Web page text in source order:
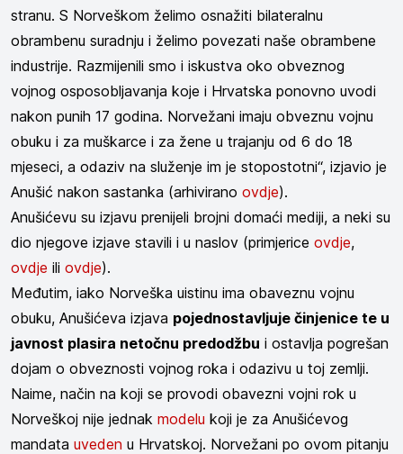
stranu. S Norveškom želimo osnažiti bilateralnu
obrambenu suradnju i želimo povezati naše obrambene
industrije. Razmijenili smo i iskustva oko obveznog
vojnog osposobljavanja koje i Hrvatska ponovno uvodi
nakon punih 17 godina. Norvežani imaju obveznu vojnu
obuku i za muškarce i za žene u trajanju od 6 do 18
mjeseci, a odaziv na služenje im je stopostotni“, izjavio je
Anušić nakon sastanka (arhivirano ovdje).
Anušićevu su izjavu prenijeli brojni domaći mediji, a neki su
dio njegove izjave stavili i u naslov (primjerice ovdje,
ovdje ili ovdje).
Međutim, iako Norveška uistinu ima obaveznu vojnu
obuku, Anušićeva izjava pojednostavljuje činjenice te u
javnost plasira netočnu predodžbu i ostavlja pogrešan
dojam o obveznosti vojnog roka i odazivu u toj zemlji.
Naime, način na koji se provodi obavezni vojni rok u
Norveškoj nije jednak modelu koji je za Anušićevog
mandata uveden u Hrvatskoj. Norvežani po ovom pitanju